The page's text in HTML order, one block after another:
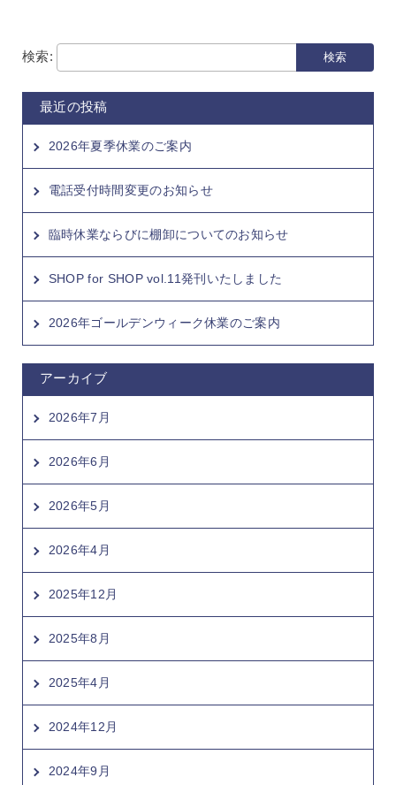
検索:
最近の投稿
2026年夏季休業のご案内
電話受付時間変更のお知らせ
臨時休業ならびに棚卸についてのお知らせ
SHOP for SHOP vol.11発刊いたしました
2026年ゴールデンウィーク休業のご案内
アーカイブ
2026年7月
2026年6月
2026年5月
2026年4月
2025年12月
2025年8月
2025年4月
2024年12月
2024年9月